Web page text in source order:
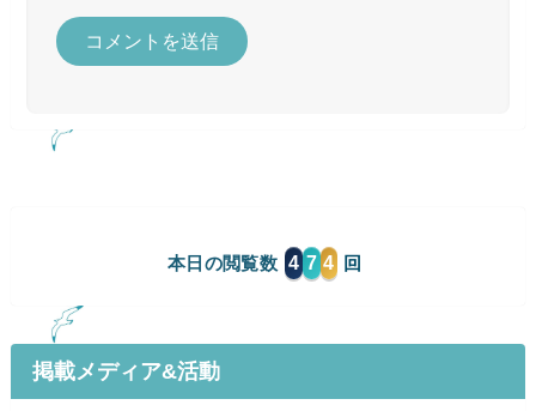
本日の閲覧数 4 7 4
掲載メディア&活動